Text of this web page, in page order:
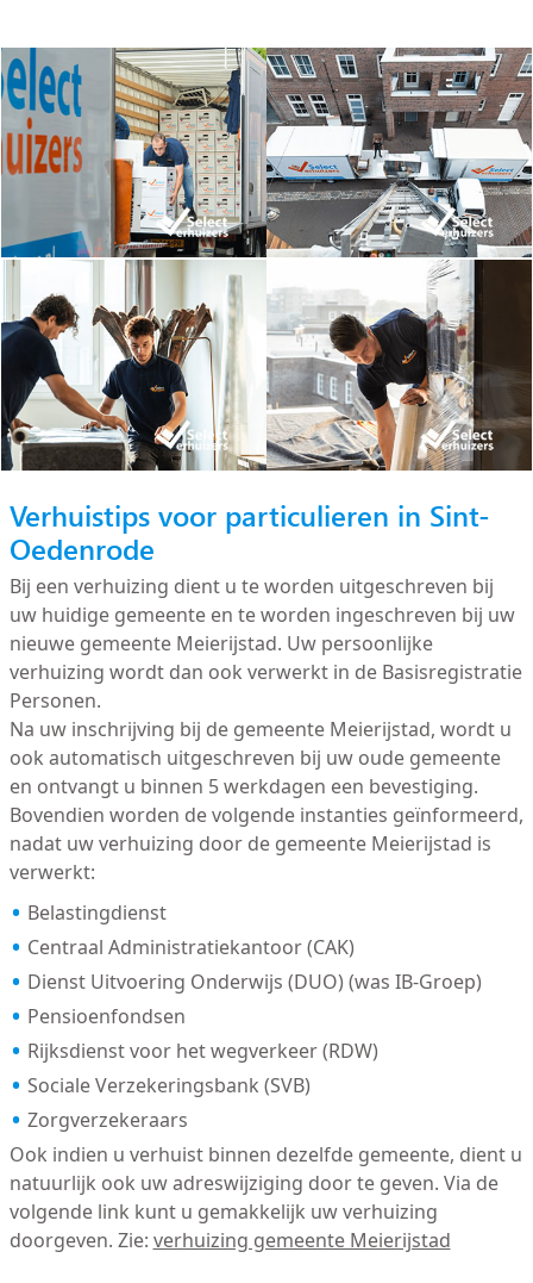
Verhuistips voor particulieren in Sint-
Oedenrode
Bij een verhuizing dient u te worden uitgeschreven bij
uw huidige gemeente en te worden ingeschreven bij uw
nieuwe gemeente Meierijstad. Uw persoonlijke
verhuizing wordt dan ook verwerkt in de Basisregistratie
Personen.
Na uw inschrijving bij de gemeente Meierijstad, wordt u
ook automatisch uitgeschreven bij uw oude gemeente
en ontvangt u binnen 5 werkdagen een bevestiging.
Bovendien worden de volgende instanties geïnformeerd,
nadat uw verhuizing door de gemeente Meierijstad is
verwerkt:
Belastingdienst
Centraal Administratiekantoor (CAK)
Dienst Uitvoering Onderwijs (DUO) (was IB-Groep)
Pensioenfondsen
Rijksdienst voor het wegverkeer (RDW)
Sociale Verzekeringsbank (SVB)
Zorgverzekeraars
Ook indien u verhuist binnen dezelfde gemeente, dient u
natuurlijk ook uw adreswijziging door te geven. Via de
volgende link kunt u gemakkelijk uw verhuizing
doorgeven. Zie: verhuizing gemeente Meierijstad